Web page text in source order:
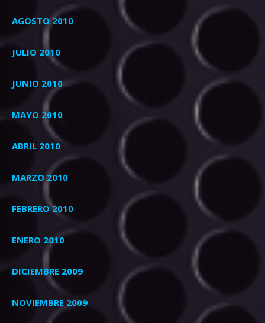
AGOSTO 2010
JULIO 2010
JUNIO 2010
MAYO 2010
ABRIL 2010
MARZO 2010
FEBRERO 2010
ENERO 2010
DICIEMBRE 2009
NOVIEMBRE 2009